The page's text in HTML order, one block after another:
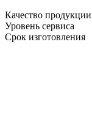
Качество продукции
Уровень сервиса
Срок изготовления